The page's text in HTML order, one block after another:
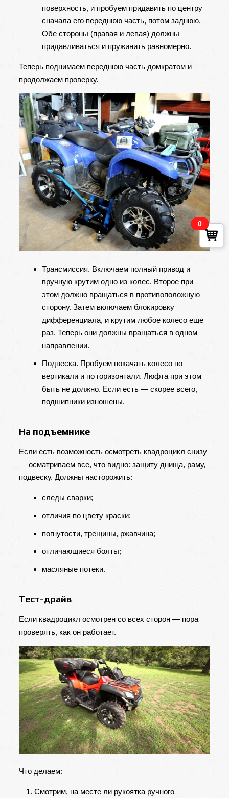
поверхность, и пробуем придавить по центру
сначала его переднюю часть, потом заднюю.
Обе стороны (правая и левая) должны
придавливаться и пружинить равномерно.
Теперь поднимаем переднюю часть домкратом и
продолжаем проверку.
Трансмиссия. Включаем полный привод и
вручную крутим одно из колес. Второе при
этом должно вращаться в противоположную
сторону. Затем включаем блокировку
дифференциала, и крутим любое колесо еще
раз. Теперь они должны вращаться в одном
направлении.
Подвеска. Пробуем покачать колесо по
вертикали и по горизонтали. Люфта при этом
быть не должно. Если есть — скорее всего,
подшипники изношены.
На подъемнике
Если есть возможность осмотреть квадроцикл снизу
— осматриваем все, что видно: защиту днища, раму,
подвеску. Должны насторожить:
следы сварки;
отличия по цвету краски;
погнутости, трещины, ржавчина;
отличающиеся болты;
масляные потеки.
Тест-драйв
Если квадроцикл осмотрен со всех сторон — пора
проверять, как он работает.
Что делаем:
Смотрим, на месте ли рукоятка ручного
0